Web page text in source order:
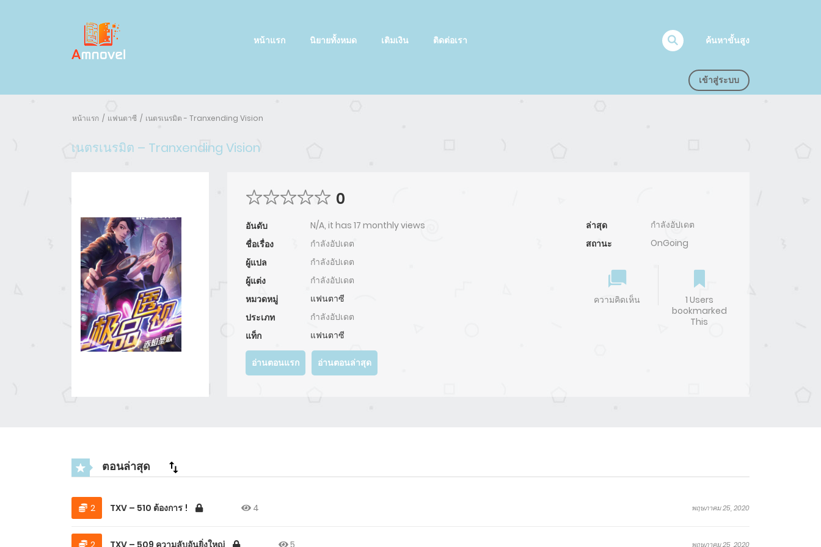
หน้าแรก นิยายทั้งหมด เติมเงิน ติดต่อเรา ค้นหาขั้นสูง
เข้าสู่ระบบ
หน้าแรก แฟนตาซี เนตรเนรมิต - Tranxending Vision
เนตรเนรมิต – Tranxending Vision
0
อันดับ
N/A, it has 17 monthly views
ชื่อเรื่อง
กำลังอัปเดต
ผู้แปล
กำลังอัปเดต
ผู้แต่ง
กำลังอัปเดต
หมวดหมู่
แฟนตาซี
ประเภท
กำลังอัปเดต
แท็ก
แฟนตาซี
ล่าสุด
กำลังอัปเดต
สถานะ
OnGoing
ความคิดเห็น
1 Users
bookmarked
This
อ่านตอนแรก อ่านตอนล่าสุด
ตอนล่าสุด
2 TXV – 510 ต้องการ ! พฤษภาคม 25, 2020
4
พฤษภาคม 25, 2020